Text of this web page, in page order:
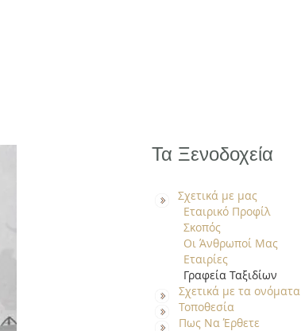
Τα Ξενοδοχεία
Εταιρικό Προφίλ
Σχετικά με μας
Σκοπός
Οι Άνθρωποί Μας
Εταιρίες
Γραφεία Ταξιδίων
Πως Να Έρθετε
Τοποθεσία
Σχετικά με τα ονόματα